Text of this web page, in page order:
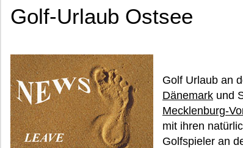
Golf-Urlaub Ostsee
Golf Urlaub an
Dänemark und
Mecklenburg-
mit ihren
Golfspieler an